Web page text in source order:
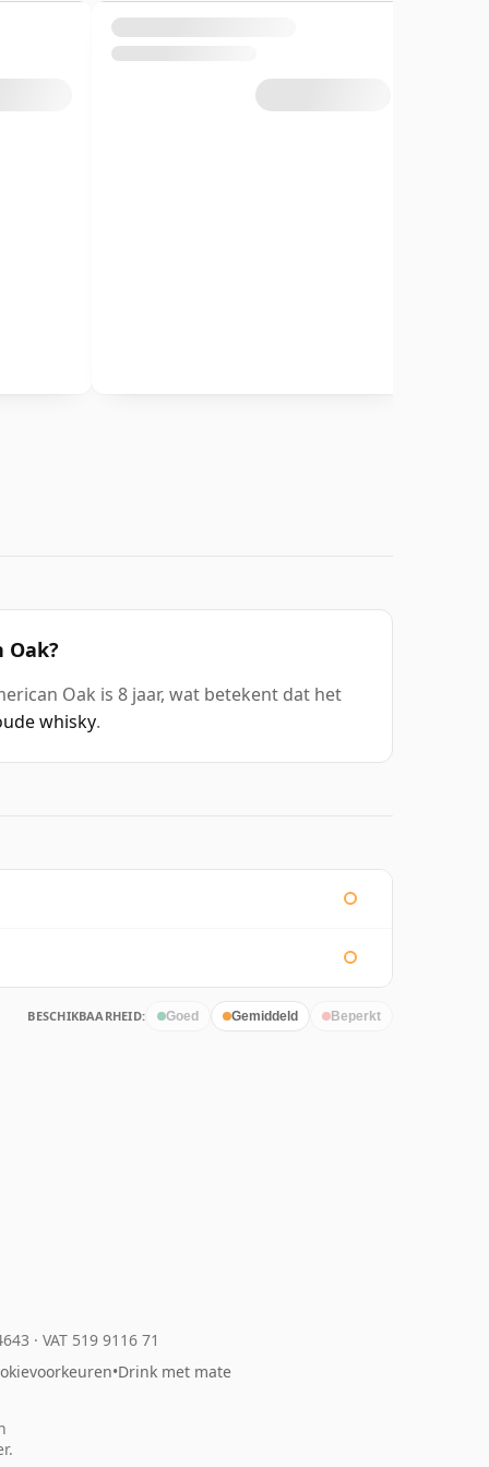
Oak?
Oak is 8 jaar, wat betekent dat het
whisky.
BESCHIKBAARHEID: Goed Gemiddeld Beperkt
· VAT 519 9116 71
•Drink met mate